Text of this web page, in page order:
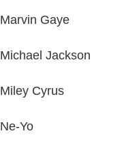
Marvin Gaye
Michael Jackson
Miley Cyrus
Ne-Yo